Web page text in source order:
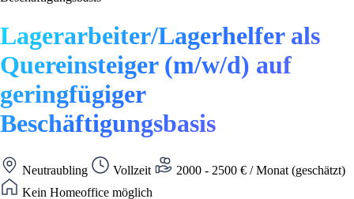
Lagerarbeiter/Lagerhelfer als
Quereinsteiger (m/w/d) auf
geringfügiger
Beschäftigungsbasis
Neutraubling Vollzeit
2000 - 2500 € / Monat (geschätzt)
Kein Homeoffice möglich